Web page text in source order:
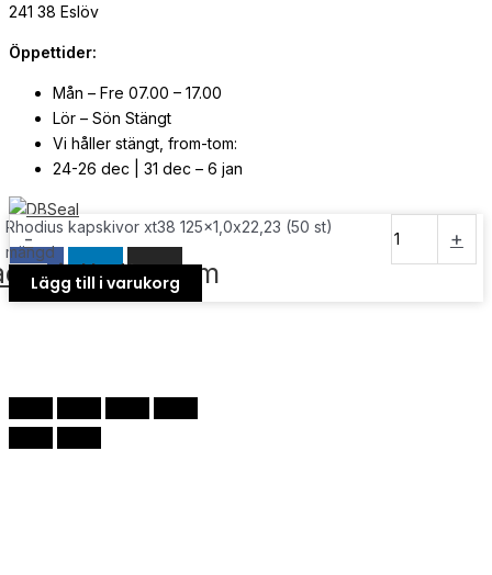
241 38 Eslöv
Öppettider:
Mån – Fre 07.00 – 17.00
Lör – Sön Stängt
Vi håller stängt, from-tom:
24-26 dec | 31 dec – 6 jan
© Copyright2026 | Webb avSvensk Media Partner
Linkedin
Instagram
-
Rhodius kapskivor xt38 125x1,0x22,23 (50 st)
mängd
+
Lägg till i varukorg